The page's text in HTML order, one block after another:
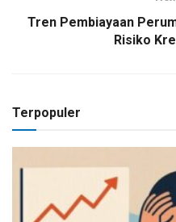
Tren Pembiayaan
Risiko
Terpopuler